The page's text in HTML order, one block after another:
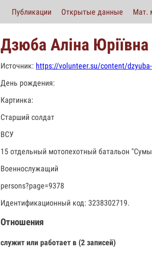
Публикации Открытые данные Мат.
Дзюба Аліна Юріївна
Источник: https://volunteer.su/content/
День рождения:
Картинка:
Старший солдат
ВСУ
15 отдельный мотопехотный батальон
Военнослужащий
persons?page=9378
Идентификационный код: 3238302719.
Отношения
служит или работает в (2 записей)